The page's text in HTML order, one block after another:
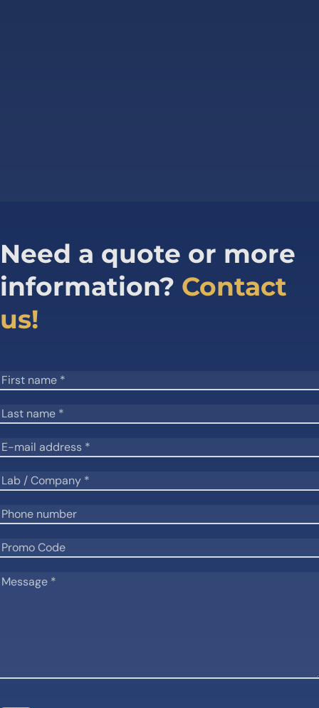
Need a quote or more
information? Contact
us!